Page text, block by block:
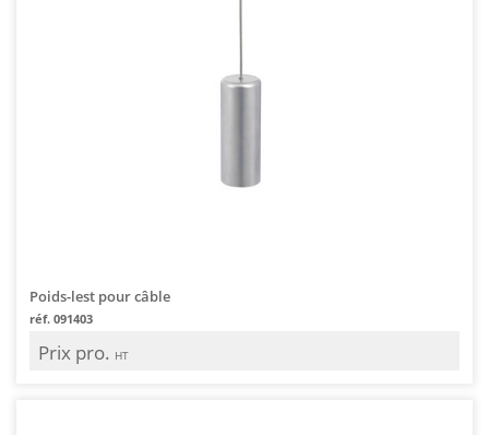
Poids-lest pour câble
réf. 091403
Prix pro. HT